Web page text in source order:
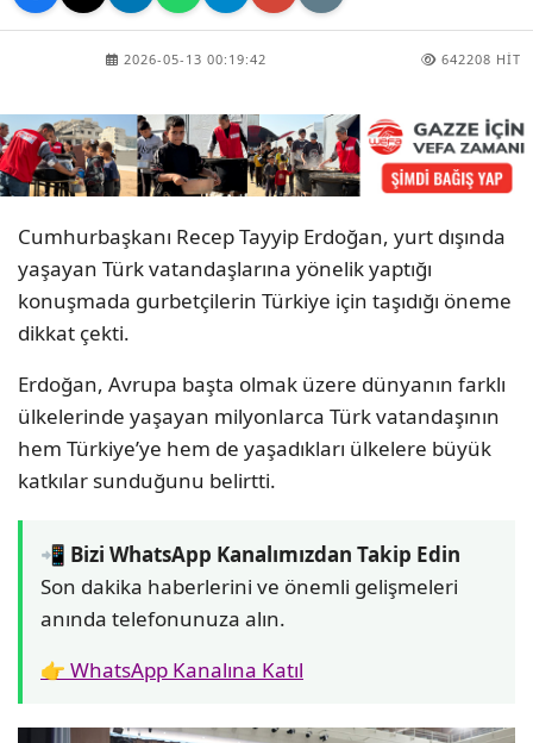
2026-05-13 00:19:42 642208 HIT
Cumhurbaşkanı Recep Tayyip Erdoğan, yurt dışında
yaşayan Türk vatandaşlarına yönelik yaptığı
konuşmada gurbetçilerin Türkiye için taşıdığı öneme
dikkat çekti.
Erdoğan, Avrupa başta olmak üzere dünyanın farklı
ülkelerinde yaşayan milyonlarca Türk vatandaşının
hem Türkiye’ye hem de yaşadıkları ülkelere büyük
katkılar sunduğunu belirtti.
📲 Bizi WhatsApp Kanalımızdan Takip Edin
Son dakika haberlerini ve önemli gelişmeleri
anında telefonunuza alın.
👉 WhatsApp Kanalına Katıl